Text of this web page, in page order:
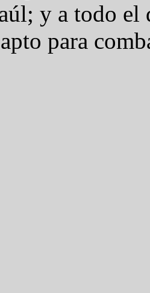
y a todo el
para